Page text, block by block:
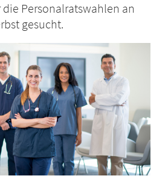
Personalratswahlen an
gesucht.